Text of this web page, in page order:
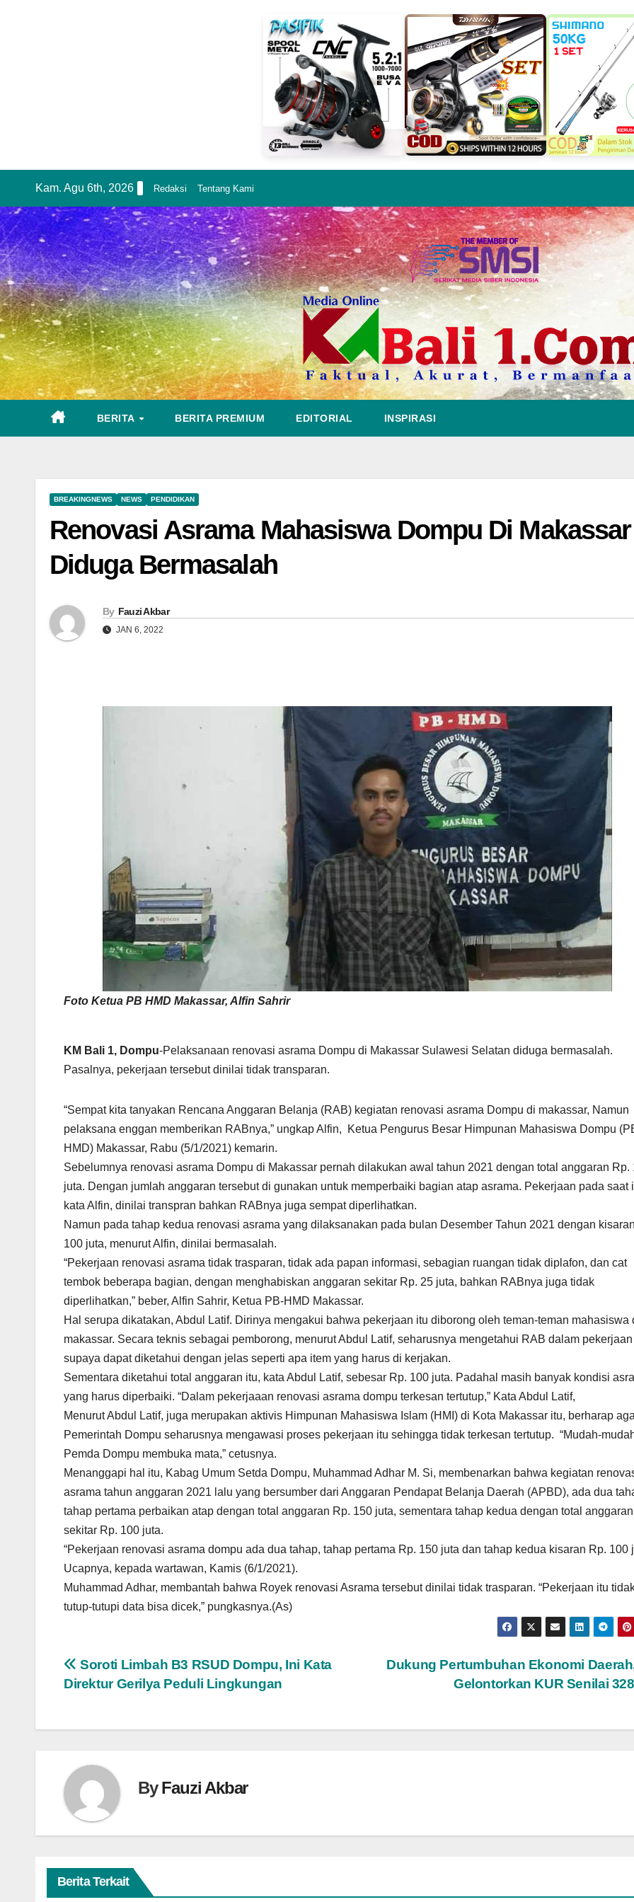
content
Kam. Agu 6th, 2026 Redaksi Tentang Kami
BERITA BERITA PREMIUM EDITORIAL INSPIRASI
BREAKINGNEWS NEWS PENDIDIKAN
Renovasi Asrama Mahasiswa Dompu Di Makassar
Diduga Bermasalah
By Fauzi Akbar
JAN 6, 2022
Foto Ketua PB HMD Makassar, Alfin Sahrir
KM Bali 1, Dompu-Pelaksanaan renovasi asrama Dompu di Makassar Sulawesi Selatan diduga bermasalah.
Pasalnya, pekerjaan tersebut dinilai tidak transparan.
“Sempat kita tanyakan Rencana Anggaran Belanja (RAB) kegiatan renovasi asrama Dompu di makassar, Namun
pelaksana enggan memberikan RABnya,” ungkap Alfin, Ketua Pengurus Besar Himpunan Mahasiswa Dompu
HMD) Makassar, Rabu (5/1/2021) kemarin.
Sebelumnya renovasi asrama Dompu di Makassar pernah dilakukan awal tahun 2021 dengan total anggaran Rp.
juta. Dengan jumlah anggaran tersebut di gunakan untuk memperbaiki bagian atap asrama. Pekerjaan pada saat
kata Alfin, dinilai transpran bahkan RABnya juga sempat diperlihatkan.
Namun pada tahap kedua renovasi asrama yang dilaksanakan pada bulan Desember Tahun 2021 dengan
100 juta, menurut Alfin, dinilai bermasalah.
“Pekerjaan renovasi asrama tidak trasparan, tidak ada papan informasi, sebagian ruangan tidak diplafon, dan cat
tembok beberapa bagian, dengan menghabiskan anggaran sekitar Rp. 25 juta, bahkan RABnya juga tidak
diperlihatkan,” beber, Alfin Sahrir, Ketua PB-HMD Makassar.
Hal serupa dikatakan, Abdul Latif. Dirinya mengakui bahwa pekerjaan itu diborong oleh teman-teman mahasiswa
makassar. Secara teknis sebagai pemborong, menurut Abdul Latif, seharusnya mengetahui RAB dalam pekerjaan
supaya dapat diketahui dengan jelas seperti apa item yang harus di kerjakan.
Sementara diketahui total anggaran itu, kata Abdul Latif, sebesar Rp. 100 juta. Padahal masih banyak kondisi
yang harus diperbaiki. “Dalam pekerjaaan renovasi asrama dompu terkesan tertutup,” Kata Abdul Latif,
Menurut Abdul Latif, juga merupakan aktivis Himpunan Mahasiswa Islam (HMI) di Kota Makassar itu, berharap
Pemerintah Dompu seharusnya mengawasi proses pekerjaan itu sehingga tidak terkesan tertutup. “Mudah-
Pemda Dompu membuka mata,” cetusnya.
Menanggapi hal itu, Kabag Umum Setda Dompu, Muhammad Adhar M. Si, membenarkan bahwa kegiatan
asrama tahun anggaran 2021 lalu yang bersumber dari Anggaran Pendapat Belanja Daerah (APBD), ada dua
tahap pertama perbaikan atap dengan total anggaran Rp. 150 juta, sementara tahap kedua dengan total anggaran
sekitar Rp. 100 juta.
“Pekerjaan renovasi asrama dompu ada dua tahap, tahap pertama Rp. 150 juta dan tahap kedua kisaran Rp. 100
Ucapnya, kepada wartawan, Kamis (6/1/2021).
Muhammad Adhar, membantah bahwa Royek renovasi Asrama tersebut dinilai tidak trasparan. “Pekerjaan itu
tutup-tutupi data bisa dicek,” pungkasnya.(As)
Navigasi
Dukung Pertumbuhan Ekonomi
Gelontorkan KUR Senilai
Soroti Limbah B3 RSUD Dompu, Ini Kata
Direktur Gerilya Peduli Lingkungan
ByFauzi Akbar
Berita Terkait